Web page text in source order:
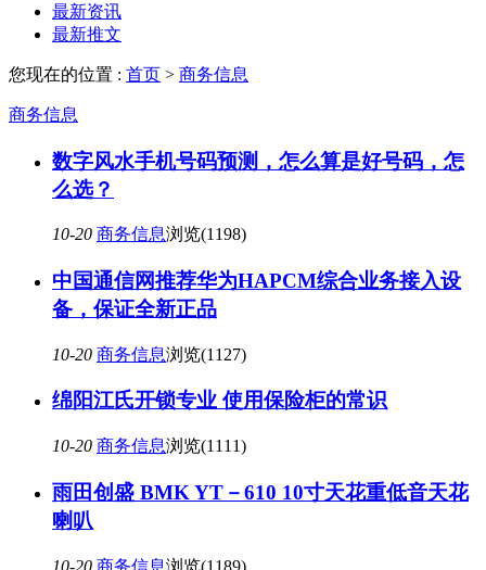
最新资讯
最新推文
您现在的位置 : 首页 > 商务信息
商务信息
数字风水手机号码预测，怎么算是好号码，怎
么选？
10-20 商务信息浏览(1198)
中国通信网推荐华为HAPCM综合业务接入设
备，保证全新正品
10-20 商务信息浏览(1127)
绵阳江氏开锁专业 使用保险柜的常识
10-20 商务信息浏览(1111)
雨田创盛 BMK YT－610 10寸天花重低音天花
喇叭
10-20 商务信息浏览(1189)